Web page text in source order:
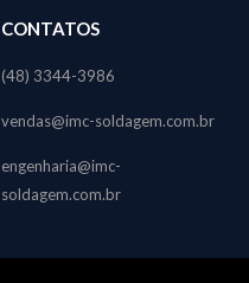
CONTATOS
(48) 3344-3986
vendas@imc-soldagem.com.br
engenharia@imc-
soldagem.com.br